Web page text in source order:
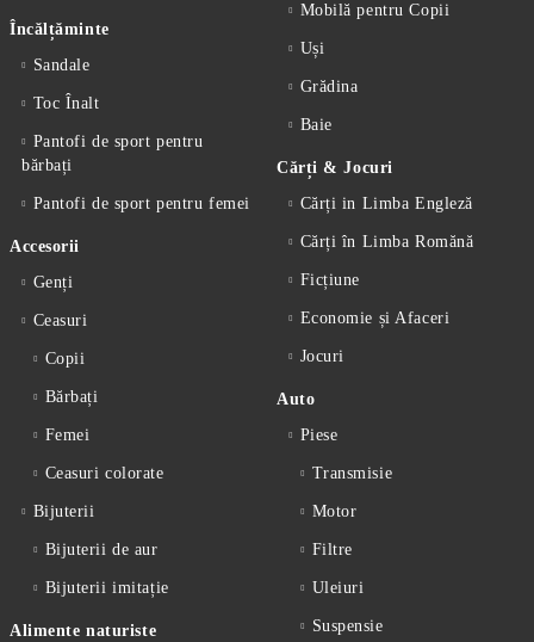
Încălțăminte
Sandale
Toc Înalt
Pantofi de sport pentru
bărbați
Pantofi de sport pentru femei
Accesorii
Genți
Ceasuri
Copii
Bărbați
Femei
Ceasuri colorate
Bijuterii
Bijuterii de aur
Bijuterii imitație
Alimente naturiste
Mobilă pentru Copii
Uși
Grădina
Baie
Cărți & Jocuri
Cărți in Limba Engleză
Cărți în Limba Romănă
Ficțiune
Economie și Afaceri
Jocuri
Auto
Piese
Transmisie
Motor
Filtre
Uleiuri
Suspensie